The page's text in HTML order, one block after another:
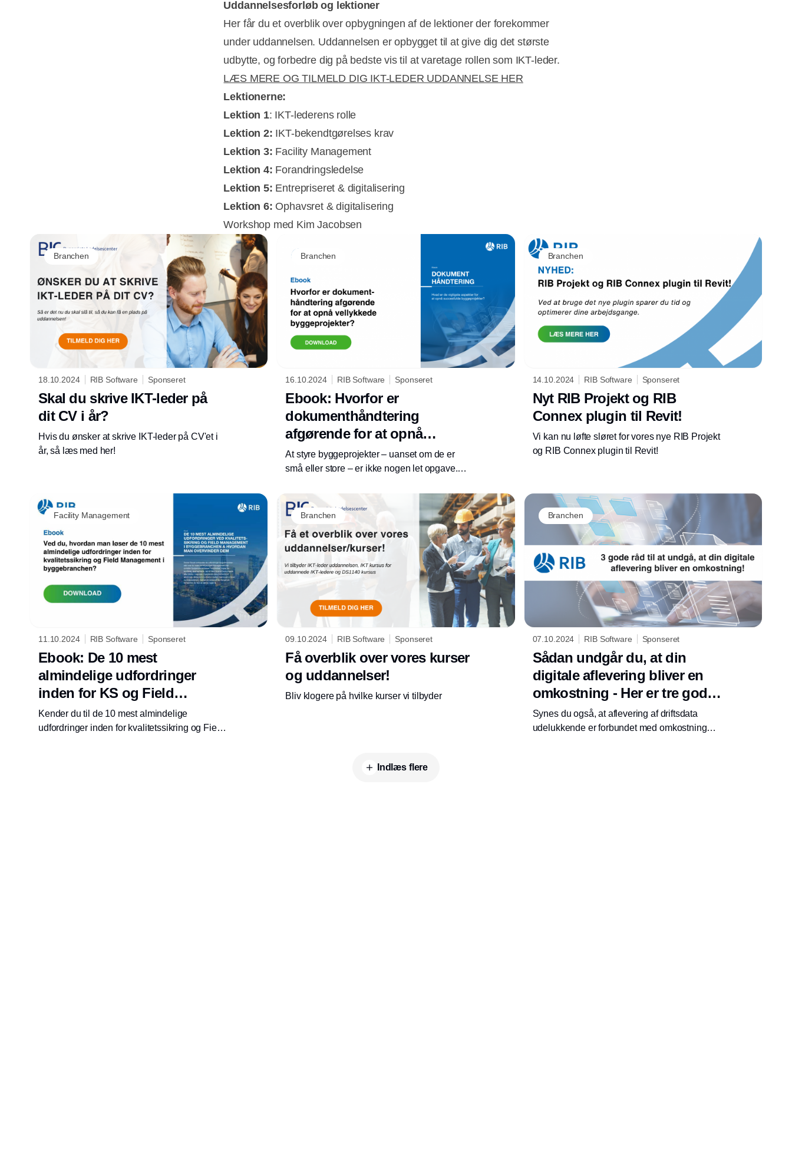
Uddannelsesforløb og lektioner
Her får du et overblik over opbygningen af de lektioner der forekommer
under uddannelsen. Uddannelsen er opbygget til at give dig det største
udbytte, og forbedre dig på bedste vis til at varetage rollen som IKT-leder.
LÆS MERE OG TILMELD DIG IKT-LEDER UDDANNELSE HER
Lektionerne:
Lektion 1: IKT-lederens rolle
Lektion 2: IKT-bekendtgørelses krav
Lektion 3: Facility Management
Lektion 4: Forandringsledelse
Lektion 5: Entrepriseret & digitalisering
Lektion 6: Ophavsret & digitalisering
Workshop med Kim Jacobsen
Branchen
18.10.2024 RIB Software Sponseret
Skal du skrive IKT-leder på
dit CV i år?
Hvis du ønsker at skrive IKT-leder på CV'et i
år, så læs med her!
Branchen
16.10.2024 RIB Software Sponseret
Ebook: Hvorfor er
dokumenthåndtering
afgørende for at opnå
vellykkede byggeprojekter?
At styre byggeprojekter – uanset om de er
små eller store – er ikke nogen let opgave.
de fortælle dig, at det kræver omfattende
planlægning, koordinering og samarbejde at
få et byggeprojekt til at løbe rundt.
Branchen
14.10.2024 RIB Software Sponseret
Nyt RIB Projekt og RIB
Connex plugin til Revit!
Vi kan nu løfte sløret for vores nye RIB Projekt
og RIB Connex plugin til Revit!
Facility Management
11.10.2024 RIB Software Sponseret
Ebook: De 10 mest
almindelige udfordringer
inden for KS og Field
Management i
byggebranchen
Kender du til de 10 mest almindelige
udfordringer inden for kvalitetssikring og Field
Branchen
09.10.2024 RIB Software Sponseret
Få overblik over vores kurser
og uddannelser!
Bliv klogere på hvilke kurser vi tilbyder
Branchen
07.10.2024 RIB Software Sponseret
Sådan undgår du, at din
digitale aflevering bliver en
omkostning - Her er tre gode
råd!
Synes du også, at aflevering af driftsdata
udelukkende er forbundet med omkostninger
Indlæs flere